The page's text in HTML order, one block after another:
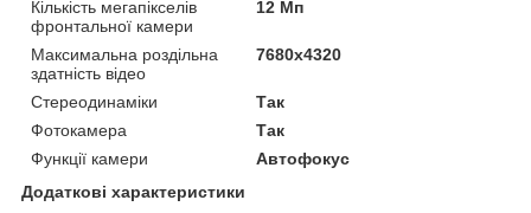
Кількість мегапікселів
фронтальної камери
12 Мп
Максимальна роздільна
здатність відео
7680x4320
Стереодинаміки
Так
Фотокамера
Так
Функції камери
Автофокус
Додаткові характеристики